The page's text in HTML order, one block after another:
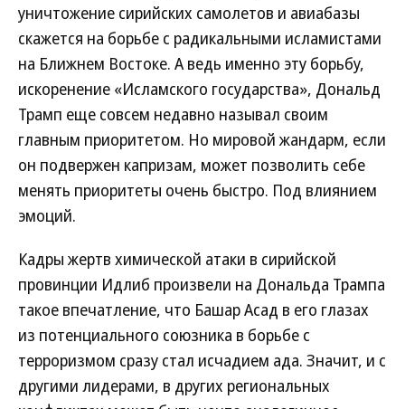
уничтожение сирийских самолетов и авиабазы
скажется на борьбе с радикальными исламистами
на Ближнем Востоке. А ведь именно эту борьбу,
искоренение «Исламского государства», Дональд
Трамп еще совсем недавно называл своим
главным приоритетом. Но мировой жандарм, если
он подвержен капризам, может позволить себе
менять приоритеты очень быстро. Под влиянием
эмоций.
Кадры жертв химической атаки в сирийской
провинции Идлиб произвели на Дональда Трампа
такое впечатление, что Башар Асад в его глазах
из потенциального союзника в борьбе с
терроризмом сразу стал исчадием ада. Значит, и с
другими лидерами, в других региональных